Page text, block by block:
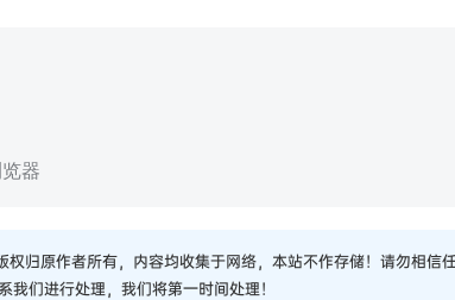
器
归原作者所有，内容均收集于网络，本站不作存储！请勿相信
我们进行处理，我们将第一时间处理！